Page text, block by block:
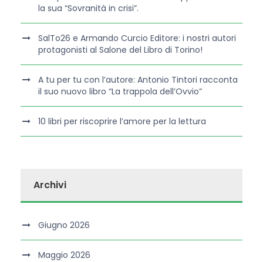
la sua “Sovranità in crisi”.
SalTo26 e Armando Curcio Editore: i nostri autori
protagonisti al Salone del Libro di Torino!
A tu per tu con l’autore: Antonio Tintori racconta
il suo nuovo libro “La trappola dell’Ovvio”
10 libri per riscoprire l’amore per la lettura
Archivi
Giugno 2026
Maggio 2026